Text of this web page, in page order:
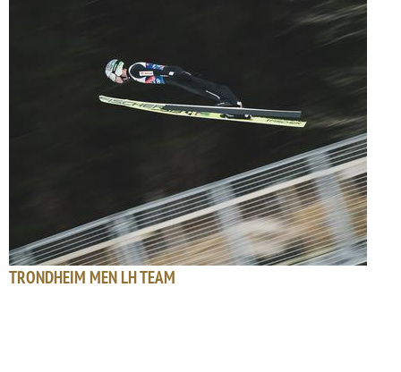
TRONDHEIM MEN LH TEAM